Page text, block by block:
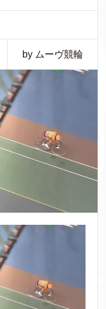
by ムーヴ競輪